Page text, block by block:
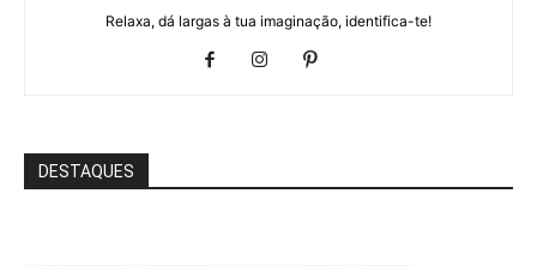
Relaxa, dá largas à tua imaginação, identifica-te!
DESTAQUES